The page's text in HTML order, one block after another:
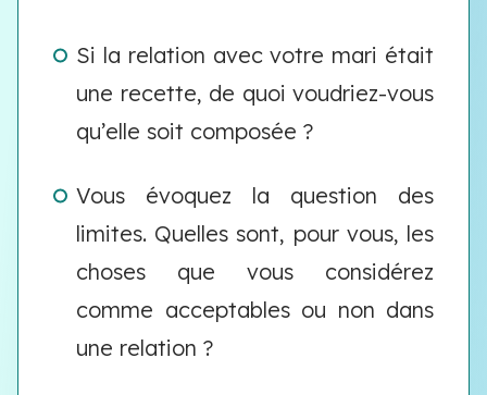
Si la relation avec votre mari était
une recette, de quoi voudriez-vous
qu’elle soit composée ?
Vous évoquez la question des
limites. Quelles sont, pour vous, les
choses que vous considérez
comme acceptables ou non dans
une relation ?